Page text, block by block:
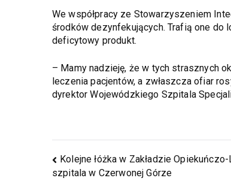
We współpracy ze Stowarzyszeniem
środków dezynfekujących. Trafią one do
deficytowy produkt.
– Mamy nadzieję, że w tych strasznych
leczenia pacjentów, a zwłaszcza ofiar
dyrektor Wojewódzkiego Szpitala
Kolejne łóżka w Zakładzie
szpitala w Czerwonej Górze